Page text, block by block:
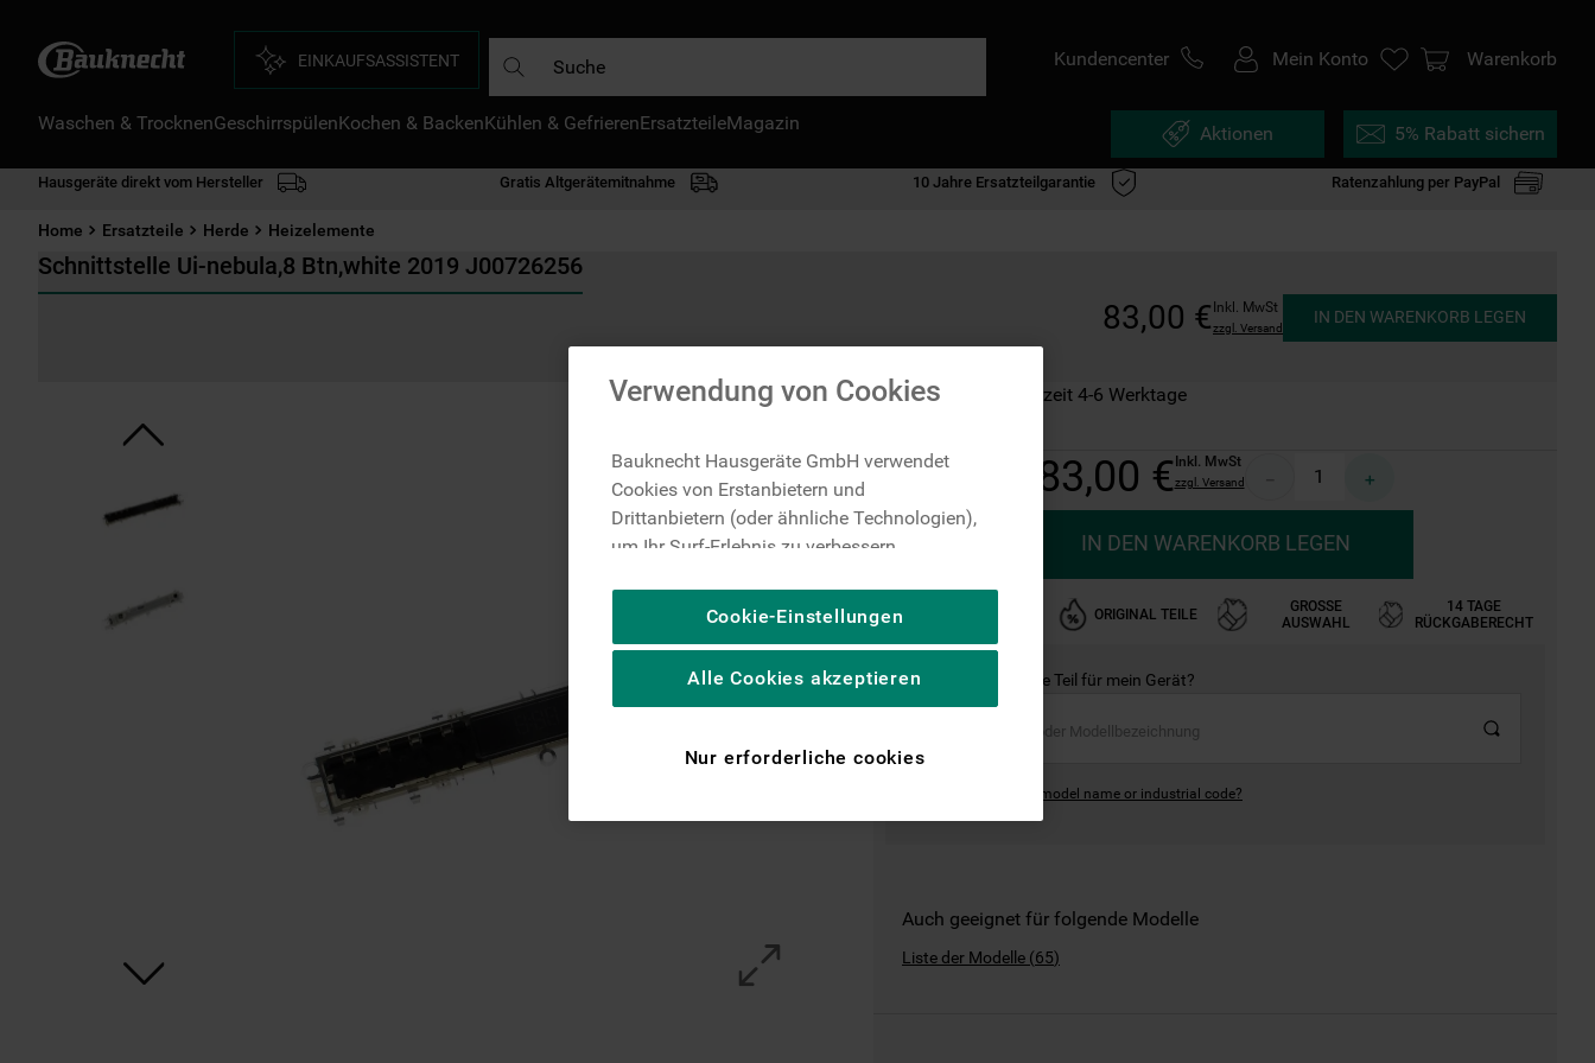
EINKAUFSASSISTENT Kundencenter Mein Konto Warenkorb
Waschen & TrocknenGeschirrspülenKochen & BackenKühlen & GefrierenErsatzteileMagazin Aktionen 5% Rabatt sichern
Hausgeräte direkt vom Hersteller Gratis Altgerätemitnahme 10 Jahre Ersatzteilgarantie Ratenzahlung per PayPal
Home Ersatzteile Herde Heizelemente
Schnittstelle Ui-nebula,8 Btn,white 2019 J00726256
83,00 € Inkl. MwSt
zzgl. Versand
IN DEN WARENKORB LEGEN
Auf Lager: Lieferzeit 4-6 Werktage
83,00 €Inkl. MwSt
zzgl. Versand ＋
IN DEN WARENKORB LEGEN
ORIGINAL TEILE
GROSSE A
USWAHL
14 TAGE
RÜCKGABERECHT
Ist dies das richtige Teil für mein Gerät?
Where can I find the model name or industrial code?
Auch geeignet für folgende Modelle
Liste der Modelle (65)
Verwendung von Cookies
Bauknecht Hausgeräte GmbH verwendet
Cookies von Erstanbietern und
Drittanbietern (oder ähnliche Technologien),
um Ihr Surf-Erlebnis zu verbessern
um die redaktionellen Inhalte der Website
basierend auf Ihrer Nutzung der Website zu
personalisieren, die Funktionalität der
spezifische Funktionen anzubieten
(einschließlich über Drittanbieter und auf
anderen Websites oder sozialen
Plattformen, beispielsweise Google LLC –
Cookie-Einstellungen
Nur erforderliche cookies
Alle Cookies akzeptieren
DIE HÄUFIGSTEN SUCHANFRAGEN
mikrowelle
gefriertruhe
kühl-gefrierkombination freistehend